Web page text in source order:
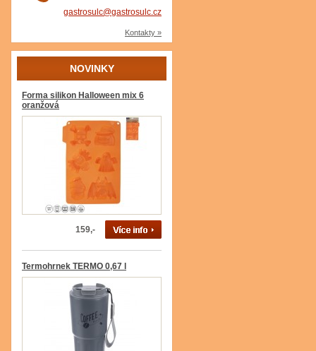
gastrosulc@gastrosulc.cz
Kontakty »
NOVINKY
Forma silikon Halloween mix 6
oranžová
159,-
Termohrnek TERMO 0,67 l